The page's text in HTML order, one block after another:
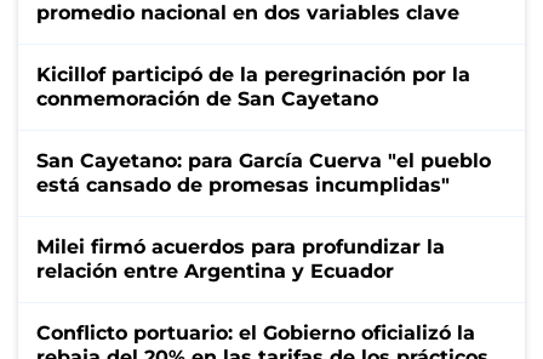
promedio nacional en dos variables clave
Kicillof participó de la peregrinación por la
conmemoración de San Cayetano
San Cayetano: para García Cuerva "el pueblo
está cansado de promesas incumplidas"
Milei firmó acuerdos para profundizar la
relación entre Argentina y Ecuador
Conflicto portuario: el Gobierno oficializó la